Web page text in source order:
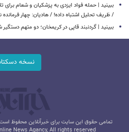
ببینید | حمله فواد ایزدی به پزشکیان و شعام
/ ظریف تحلیل اشتباه داده! / هادیان: چهار فرمانده
ببینید | گردنبند قاپی در کریمخان؛ دو متهم دستگیر
نسخه
تمامی حقوق این سایت برای خبرآنلاین محفوظ
News Agancy, All rights reserved